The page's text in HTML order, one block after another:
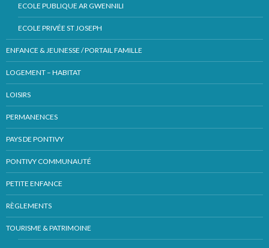
ECOLE PUBLIQUE AR GWENNILI
ECOLE PRIVÉE ST JOSEPH
ENFANCE & JEUNESSE / PORTAIL FAMILLE
LOGEMENT – HABITAT
LOISIRS
PERMANENCES
PAYS DE PONTIVY
PONTIVY COMMUNAUTÉ
PETITE ENFANCE
RÈGLEMENTS
TOURISME & PATRIMOINE